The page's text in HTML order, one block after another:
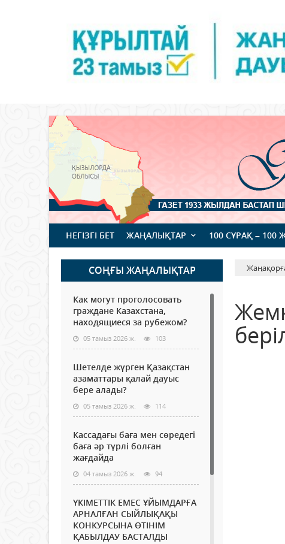
НЕГІЗГІ БЕТ ЖАҢАЛЫҚТАР 100 СҰРАҚ – 100
СОҢҒЫ ЖАҢАЛЫҚТАР
Как могут проголосовать
граждане Казахстана,
находящиеся за рубежом?
05 тамыз 2026 ж. 103
Шетелде жүрген Қазақстан
азаматтары қалай дауыс
бере алады?
05 тамыз 2026 ж. 114
Кассадағы баға мен сөредегі
баға әр түрлі болған
жағдайда
04 тамыз 2026 ж. 94
ҮКІМЕТТІК ЕМЕС ҰЙЫМДАРҒА
АРНАЛҒАН СЫЙЛЫҚАҚЫ
КОНКУРСЫНА ӨТІНІМ
ҚАБЫЛДАУ БАСТАЛДЫ